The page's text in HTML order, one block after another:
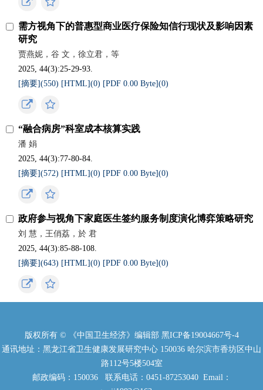
需方视角下的普惠型商业医疗保险知信行现状及影响因素
研究
贾燕妮，谷 文，徐立君，等
2025, 44(3):25-29-93.
[摘要](550) [HTML](0) [PDF 0.00 Byte](0)
“融合病房”科室成本核算实践
潘 娟
2025, 44(3):77-80-84.
[摘要](572) [HTML](0) [PDF 0.00 Byte](0)
政府参与视角下家庭医生签约服务制度演化博弈策略研究
刘 慧，王俏荔，於 君
2025, 44(3):85-88-108.
[摘要](643) [HTML](0) [PDF 0.00 Byte](0)
版权所有 © 《中国卫生经济》编辑部 黑ICP备19004667号-4
通讯地址：黑龙江省卫生健康发展研究中心 150036 哈尔滨市香坊区中山
路112号5楼504室
邮政编码：150036 联系电话：0451-87253040 Email：